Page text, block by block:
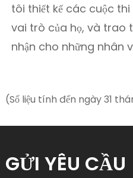
tôi thiết kế các cuộc
vai trò của họ, và trao
nhận cho những nhân
(Số liệu tính đến ngày 31
GỬI YÊU CẦU